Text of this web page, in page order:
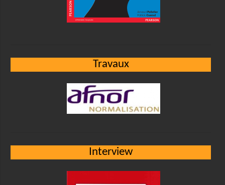
Travaux
Interview